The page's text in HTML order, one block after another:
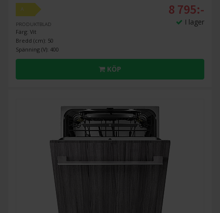
A
PRODUKTBLAD
Färg: Vit
Bredd (cm): 50
Spänning (V): 400
8 795:-
I lager
KÖP